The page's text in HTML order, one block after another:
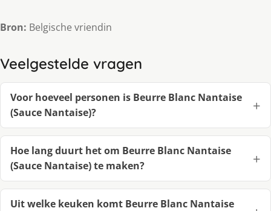
Bron: Belgische vriendin
Veelgestelde vragen
Voor hoeveel personen is Beurre Blanc Nantaise
(Sauce Nantaise)?
Hoe lang duurt het om Beurre Blanc Nantaise
(Sauce Nantaise) te maken?
Uit welke keuken komt Beurre Blanc Nantaise